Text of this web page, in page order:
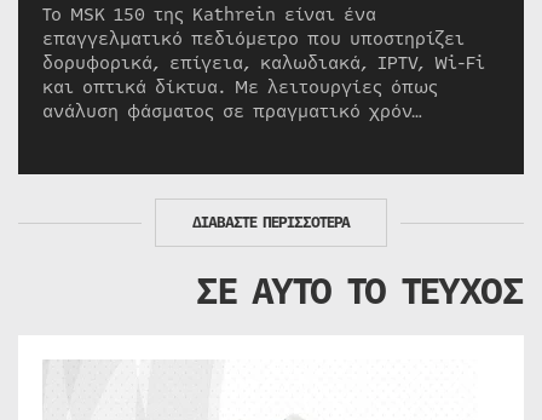
Το MSK 150 της Kathrein είναι ένα
επαγγελματικό πεδιόμετρο που υποστηρίζει
δορυφορικά, επίγεια, καλωδιακά, IPTV, Wi-Fi
και οπτικά δίκτυα. Με λειτουργίες όπως
ανάλυση φάσματος σε πραγματικό χρόν…
ΔΙΑΒΑΣΤΕ ΠΕΡΙΣΣΟΤΕΡΑ
ΣΕ ΑΥΤΟ ΤΟ ΤΕΥΧΟΣ